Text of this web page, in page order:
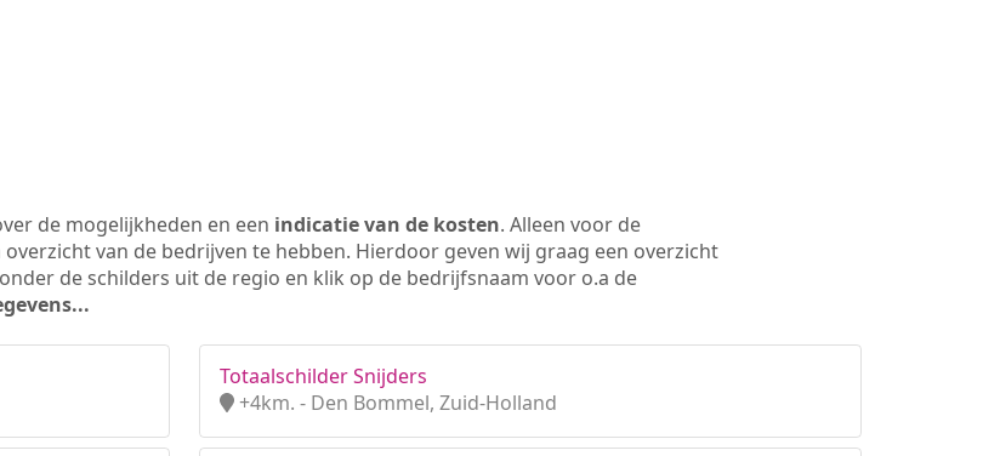
de mogelijkheden en een indicatie van de kosten. Alleen voor de
van de bedrijven te hebben. Hierdoor geven wij graag een overzicht
de schilders uit de regio en klik op de bedrijfsnaam voor o.a de
Totaalschilder Snijders
+4km. - Den Bommel, Zuid-Holland